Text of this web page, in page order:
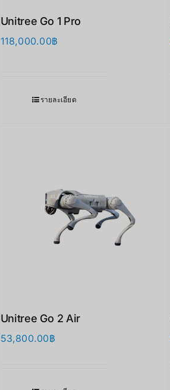
Unitree Go 1 Pro
118,000.00฿
รายละเอียด
Unitree Go 2 Air
53,800.00฿